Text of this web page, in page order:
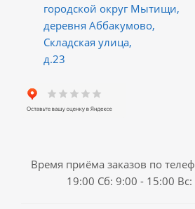
городской округ Мытищи,
деревня Аббакумово,
Складская улица,
д.23
Время приёма заказов по
19:00 Сб: 9:00 - 15:00